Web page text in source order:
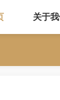
关于我